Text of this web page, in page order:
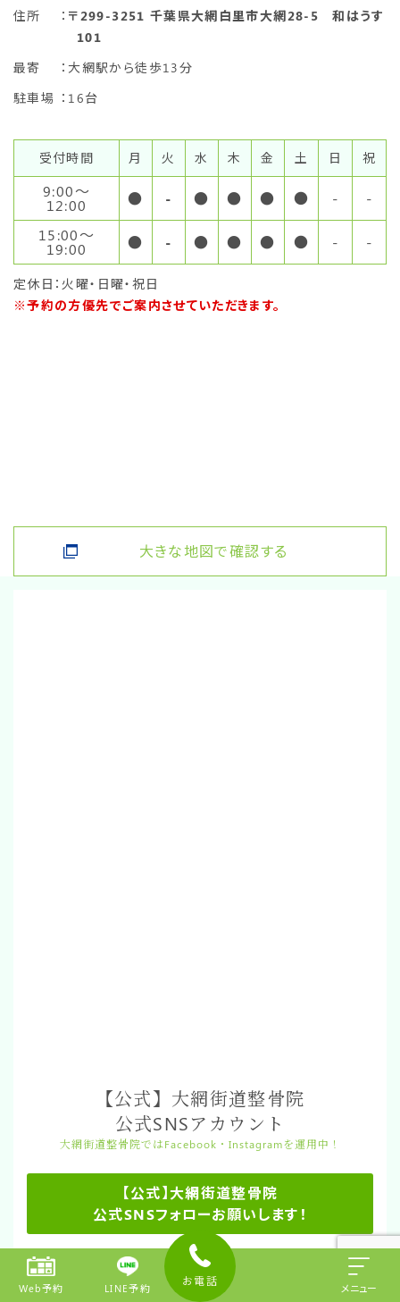
Web予約 LINE予約
お電話
メニュー
住所 ： 〒299-3251 千葉県大網白里市大網28-5 和はうす
101
最寄
：大網駅から徒歩13分
駐車場 ：16台
受付時間 月 火 水 木 金 土 日 祝
9:00〜
12:00 ● - ● ● ● ● -
-
15:00〜
19:00 ● - ● ● ● ● - -
定休日：火曜・日曜・祝日
※予約の方優先でご案内させていただきます。
大きな地図で確認する
【公式】大網街道整骨院
公式SNSアカウント
大網街道整骨院ではFacebook・Instagramを運用中！
【公式】大網街道整骨院
公式SNSフォローお願いします！
新しい施術のご案内をしています
受付時間変更などのご案内をしています